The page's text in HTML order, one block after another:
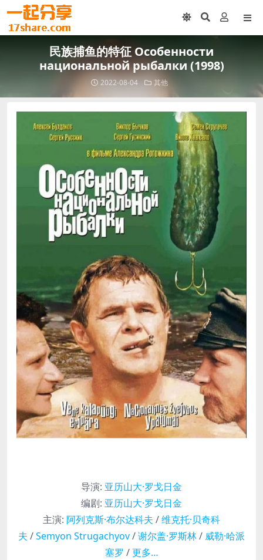
民族捕鱼的特征 Особенности
национальной рыбалки (1998)
2022-08-04 其他
导演: 亚历山大·罗戈日金
编剧: 亚历山大·罗戈日金
主演: 阿列克斯·布尔达科夫 /维克托·贝奇科
夫 /Semyon Strugachyov/谢尔盖·罗斯林/ 威勒·哈派
塞罗 /更多…